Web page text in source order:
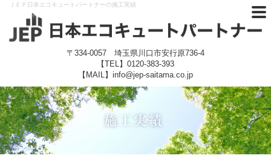
ＪＥＰ日本エコキュートパートナーの施工実績
〒334-0057 埼玉県川口市安行原736-4
【TEL】 0120-383-393
【MAIL】info@jep-saitama.co.jp